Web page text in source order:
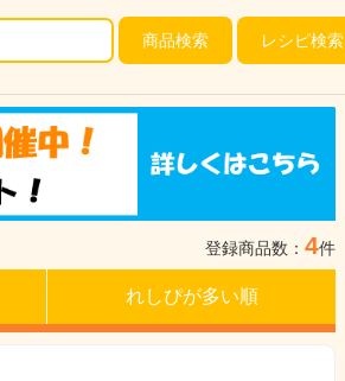
商品検索 レシピ検索
登録商品数： 4件
れしぴが多い順